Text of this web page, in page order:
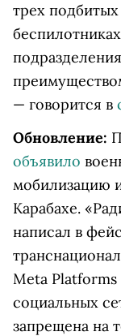
трех подбитых
— говорится в
Обновление:
объявило
мобилизацию
Карабахе.
написал в
Meta Platforms
социальных
запрещена на